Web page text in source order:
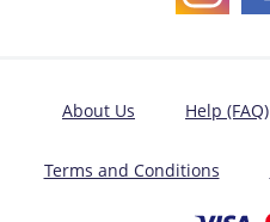
About Us Help (FAQ)
Terms and Conditions